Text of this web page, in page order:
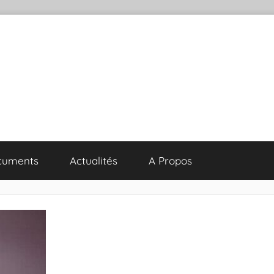
Actualités A Propos